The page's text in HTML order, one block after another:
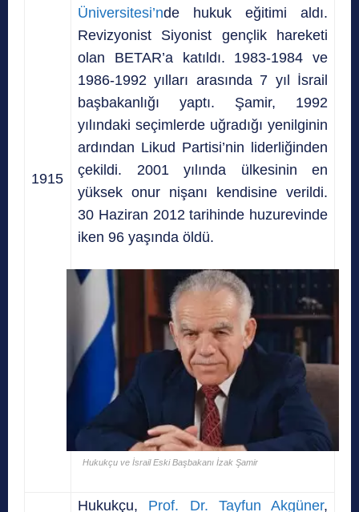
1915
Üniversitesi’nde hukuk eğitimi aldı.
Revizyonist Siyonist gençlik hareketi
olan BETAR’a katıldı. 1983-1984 ve
1986-1992 yılları arasında 7 yıl İsrail
başbakanlığı yaptı. Şamir, 1992
yılındaki seçimlerde uğradığı yenilginin
ardından Likud Partisi’nin liderliğinden
çekildi. 2001 yılında ülkesinin en
yüksek onur nişanı kendisine verildi.
30 Haziran 2012 tarihinde huzurevinde
iken 96 yaşında öldü.
Hukukçu ve İsrail Eski Başbakanı İzak Şamir
Hukukçu, Prof. Dr. Tayfun Akgüner,